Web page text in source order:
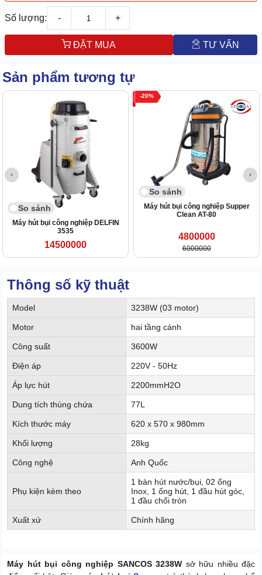
Số lượng: - +
ĐẶT MUA TƯ VẤN
Sản phẩm tương tự
So sánh
Máy hút bụi công nghiệp DELFIN
3535
14500000
20
So sánh
Máy hút bụi công nghiệp Supper
Clean AT-80
4800000
6000000
Thông số kỹ thuật
Model 3238W (03 motor)
Motor hai tầng cánh
Công suất 3600W
Điện áp 220V - 50Hz
Áp lực hút 2200mmH2O
Dung tích thùng chứa 77L
Kích thước máy 620 x 570 x 980mm
Khối lượng 28kg
Công nghệ Anh Quốc
Phụ kiện kèm theo
1 bàn hút nước/bụi, 02 ống
Inox, 1 ống hút, 1 đầu hút góc,
1 đầu chổi tròn
Xuất xứ Chính hãng
Máy hút bụi công nghiệp SANCOS 3238W sở hữu nhiều đặc